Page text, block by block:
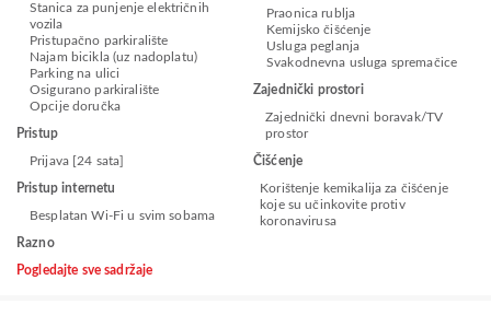
Stanica za punjenje električnih
vozila
Pristupačno parkiralište
Najam bicikla (uz nadoplatu)
Parking na ulici
Osigurano parkiralište
Opcije doručka
Pristup
Prijava [24 sata]
Pristup internetu
Besplatan Wi-Fi u svim sobama
Razno
Praonica rublja
Kemijsko čišćenje
Usluga peglanja
Svakodnevna usluga spremačice
Zajednički prostori
Zajednički dnevni boravak/TV
prostor
Čišćenje
Korištenje kemikalija za čišćenje
koje su učinkovite protiv
koronavirusa
Pogledajte sve sadržaje